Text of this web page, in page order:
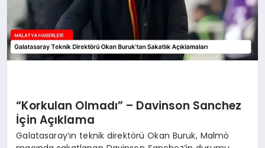
TEKNOLOJI
“Korkulan Olmadı” – Davinson Sanchez
İçin Açıklama
Galatasaray’ın teknik direktörü Okan Buruk, Malmö